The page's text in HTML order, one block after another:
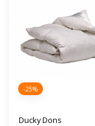
-25%
Ducky Dons